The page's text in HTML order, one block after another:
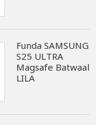
Funda SAMSUNG
S25 ULTRA
Magsafe Batwaal
LILA